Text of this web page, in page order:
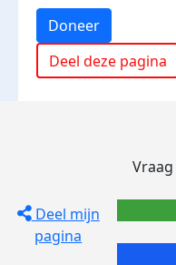
Doneer
Deel deze pagina
Deel mijn
pagina